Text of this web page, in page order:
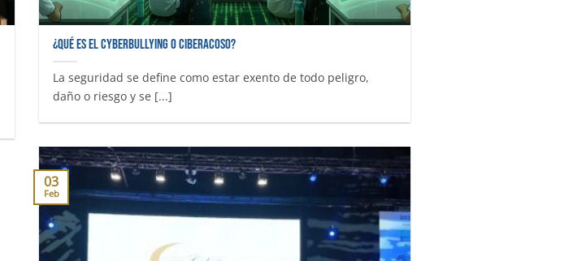
¿Qué es el Cyberbullying o Ciberacoso?
La seguridad se define como estar exento de todo peligro,
daño o riesgo y se [...]
03
Feb